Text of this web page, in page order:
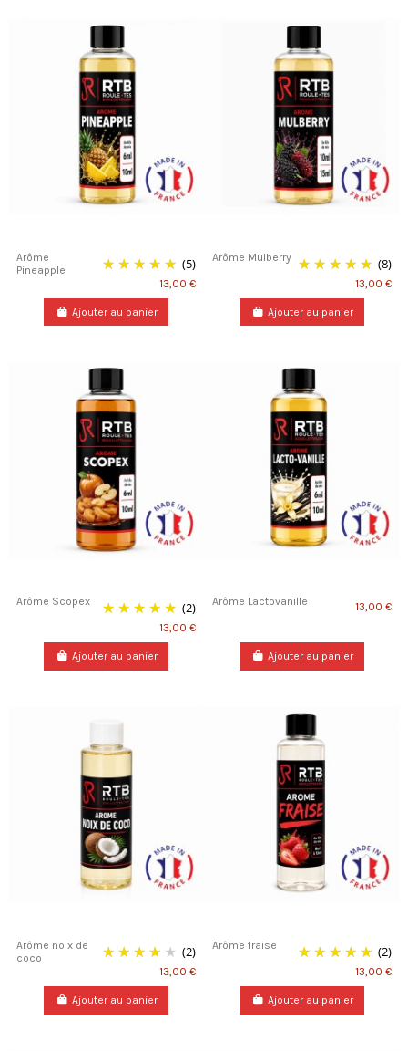
Arôme
Pineapple
(5)
13,00 €
Ajouter au panier
Arôme Mulberry (8)
13,00 €
Ajouter au panier
Arôme Scopex (2)
13,00 €
Ajouter au panier
Arôme Lactovanille 13,00 €
Ajouter au panier
Arôme noix de
coco
(2)
13,00 €
Ajouter au panier
Arôme fraise (2)
13,00 €
Ajouter au panier